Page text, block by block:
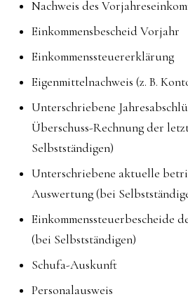
Nachweis des
Einkommensbescheid Vorjahr
Einkommenssteuererklärung
Eigenmittelnachweis (z. B.
Unterschriebene
Überschuss-Rechnung der
Selbstständigen)
Unterschriebene aktuelle
Auswertung (bei
Einkommenssteuerbescheide
(bei Selbstständigen)
Schufa-Auskunft
Personalausweis